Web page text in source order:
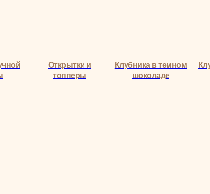
и
Клубника в темном
шоколаде
Клубника в белом
шоколаде